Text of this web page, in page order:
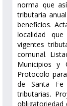
norma que
tributaria
beneficios.
localidad
vigentes
comunal.
Municipios y
Protocolo
de Santa Fe
tributarias.
obligatoriedad